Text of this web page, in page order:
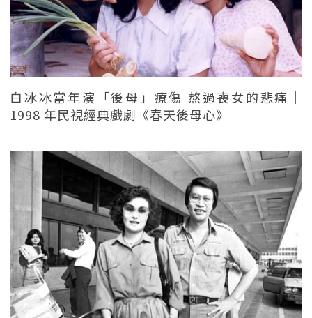
白冰冰當年演「後母」療傷 熬過喪女的悲痛｜
1998 年民視經典戲劇《春天後母心》